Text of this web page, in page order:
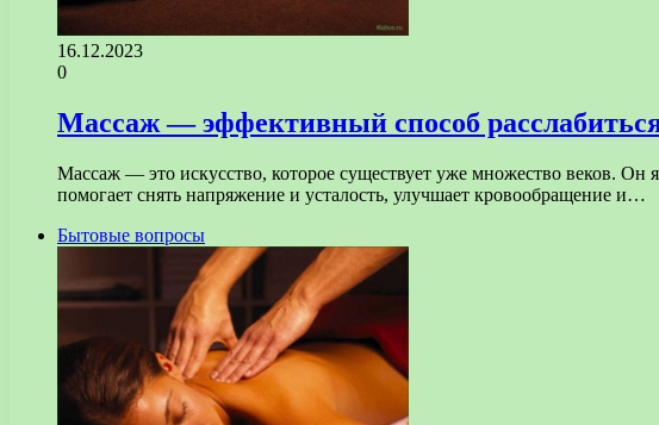
16.12.2023
0
Массаж — эффективный способ
Массаж — это искусство, которое существует уже множество веков. Он
помогает снять напряжение и усталость, улучшает кровообращение и…
Бытовые вопросы